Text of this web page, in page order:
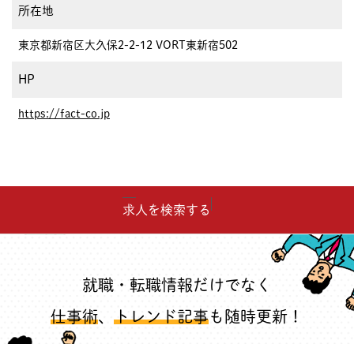
所在地
東京都新宿区大久保2-2-12 VORT東新宿502
HP
https://fact-co.jp
求人を検索する
就職・転職情報だけでなく
仕事術、 トレンド記事も随時更新！